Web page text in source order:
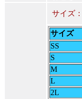
サイズ
サイズ
SS
S
M
L
2L